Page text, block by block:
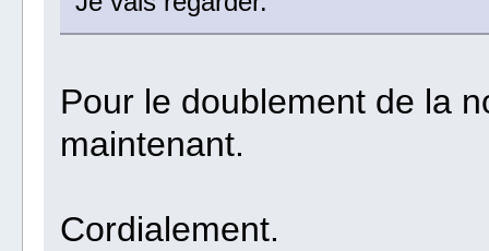
Pour le doublement de la
maintenant.
Cordialement.